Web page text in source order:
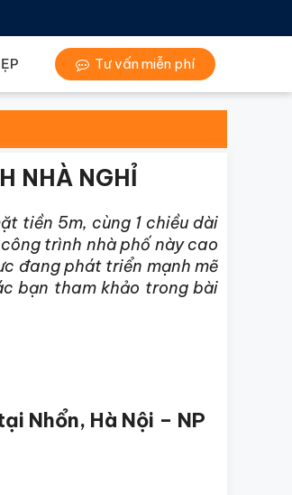
Tư vấn miễn phí
NHÀ NGHỈ
tiền 5m, cùng 1 chiều dài
trình nhà phố này cao
đang phát triển mạnh mẽ
bạn tham khảo trong bài
Nhổn, Hà Nội – NP